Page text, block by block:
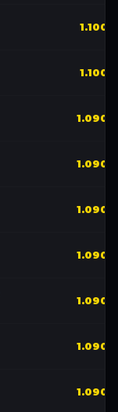
1.100
1.100
1.090
1.090
1.090
1.090
1.090
1.090
1.090